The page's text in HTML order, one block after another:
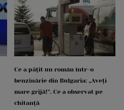
Ce a pățit un român într-o
benzinărie din Bulgaria: „Aveți
mare grijă!”. Ce a observat pe
chitanță